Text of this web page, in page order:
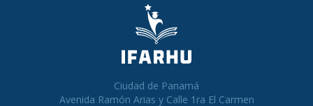
Ciudad de Panamá
Avenida Ramón Arias y Calle 1ra El Carmen